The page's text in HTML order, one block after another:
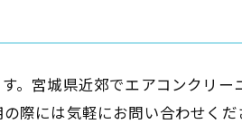
。宮城県近郊でエアコンクリー
際には気軽にお問い合わせくだ